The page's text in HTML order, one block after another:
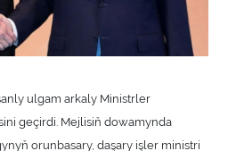
ulgam arkaly Ministrler
geçirdi. Mejlisiň dowamynda
orunbasary, daşary işler ministri